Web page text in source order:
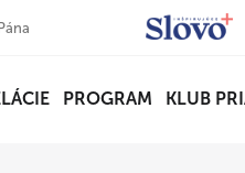
PROGRAM KLUB